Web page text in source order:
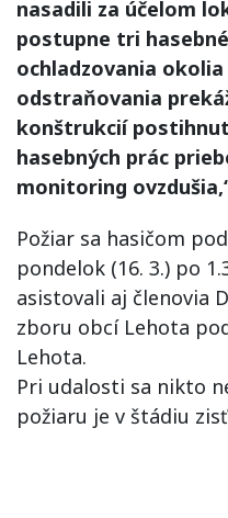
nasadili za účelom
postupne tri
ochladzovania
odstraňovania
konštrukcií
hasebných prác
monitoring
Požiar sa hasičom
pondelok (16. 3.) po
asistovali aj členovia
zboru obcí Lehota
Lehota.
Pri udalosti sa nikto
požiaru je v štádiu